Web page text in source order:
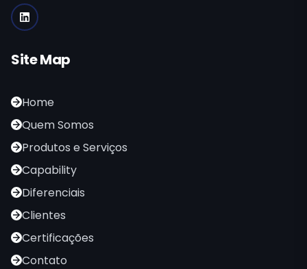
Site Map
Home
Quem Somos
Produtos e Serviços
Capability
Diferenciais
Clientes
Certificações
Contato